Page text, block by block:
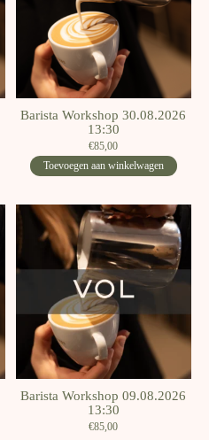
Barista Workshop 30.08.2026
13:30
€85,00
Toevoegen aan winkelwagen
Barista Workshop 09.08.2026
13:30
€85,00